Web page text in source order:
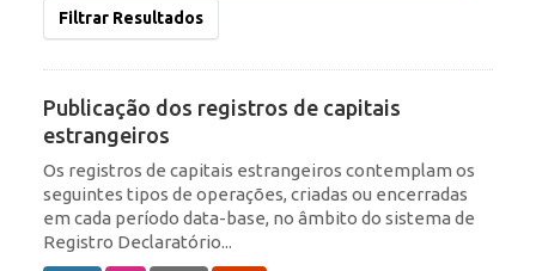
Filtrar Resultados
Publicação dos registros de capitais
estrangeiros
Os registros de capitais estrangeiros contemplam os
seguintes tipos de operações, criadas ou encerradas
em cada período data-base, no âmbito do sistema de
Registro Declaratório...